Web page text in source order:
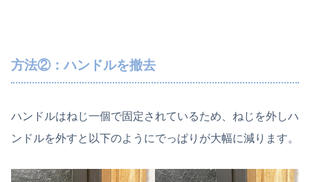
方法②：ハンドルを撤去
ハンドルはねじ一個で固定されているため、ねじを外しハ
ンドルを外すと以下のようにでっぱりが大幅に減ります。